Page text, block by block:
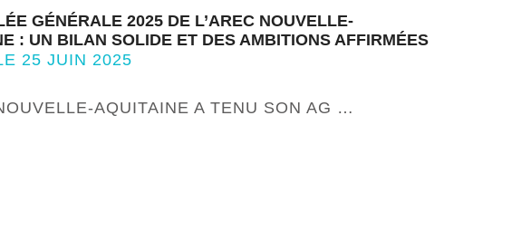
GÉNÉRALE 2025 DE L’AREC NOUVELLE-
: UN BILAN SOLIDE ET DES AMBITIONS AFFIRMÉES
25 JUIN 2025
AQUITAINE A TENU SON AG …